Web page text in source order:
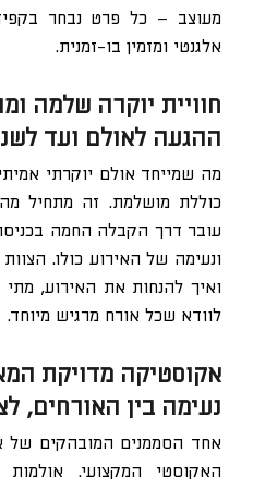
מעוצב – כל פרט נבחר
אלגנטי ומזמין בו-זמנית.
חוויית יוקרה שלמה
ההגעה לאולם ועד
מה שמייחד אולם יוקרתי
כוללת מושלמת. זה מתחיל
עובר דרך הקבלה החמה
ונעימה של האירוע כולו.
ואיך להנחות את האירוע,
לוודא שכל אורח מרגיש מיוחד.
אקוסטיקה מדויקת
נעימה בין האורחים,
אחד הסממנים המובהקים של
האקוסטי המקצועי.